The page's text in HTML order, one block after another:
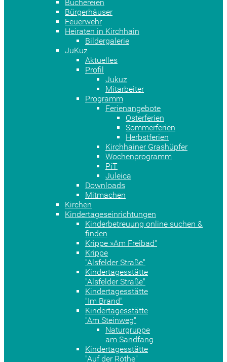
Büchereien
Bürgerhäuser
Feuerwehr
Heiraten in Kirchhain
Bildergalerie
JuKuz
Aktuelles
Profil
Jukuz
Mitarbeiter
Programm
Ferienangebote
Osterferien
Sommerferien
Herbstferien
Kirchhainer Grashüpfer
Wochenprogramm
PiT
Juleica
Downloads
Mitmachen
Kirchen
Kindertageseinrichtungen
Kinderbetreuung online suchen &
finden
Krippe »Am Freibad"
Krippe
"Alsfelder Straße"
Kindertagesstätte
"Alsfelder Straße"
Kindertagesstätte
"Im Brand"
Kindertagesstätte
"Am Steinweg"
Naturgruppe
am Sandfang
Kindertagesstätte
"Auf der Röthe"